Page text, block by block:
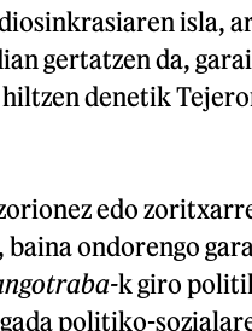
isla,
gertatzen da,
denetik
edo
baina ondorengo
k giro
politiko-